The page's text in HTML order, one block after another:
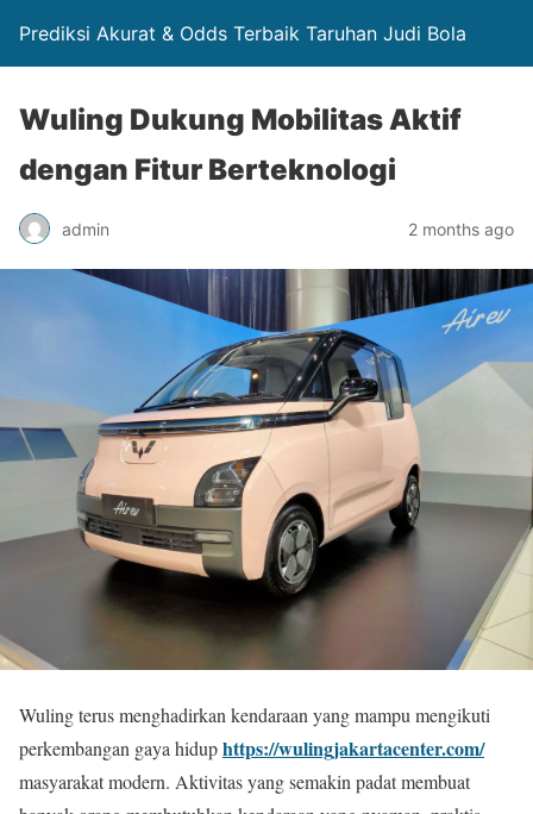
Prediksi Akurat & Odds Terbaik Taruhan Judi Bola
Wuling Dukung Mobilitas Aktif
dengan Fitur Berteknologi
admin 2 months ago
Wuling terus menghadirkan kendaraan yang mampu mengikuti
perkembangan gaya hiduphttps://wulingjakartacenter.com/
masyarakat modern. Aktivitas yang semakin padat membuat